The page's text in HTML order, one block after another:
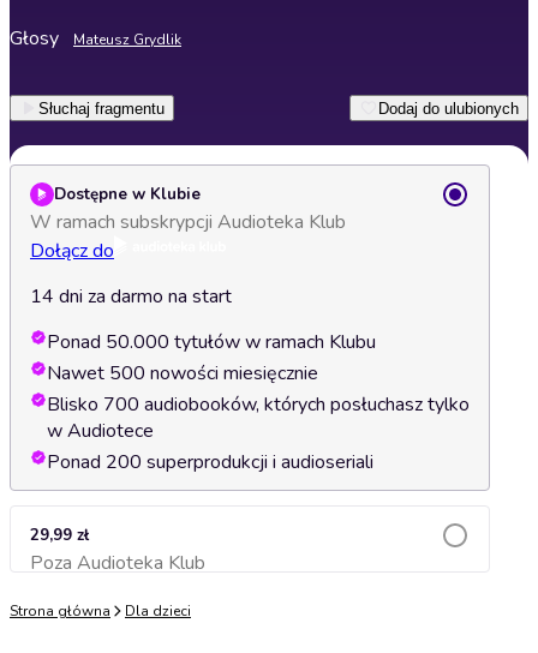
Głosy Mateusz Grydlik
Słuchaj fragmentu Dodaj do ulubionych
Dostępne w Klubie
W ramach subskrypcji Audioteka Klub
Dołącz do
14 dni za darmo na start
Ponad 50.000 tytułów w ramach Klubu
Nawet 500 nowości miesięcznie
Blisko 700 audiobooków, których posłuchasz tylko
w Audiotece
Ponad 200 superprodukcji i audioseriali
29,99 zł
Poza Audioteka KlubDodaj do koszyka
Strona główna Dla dzieci